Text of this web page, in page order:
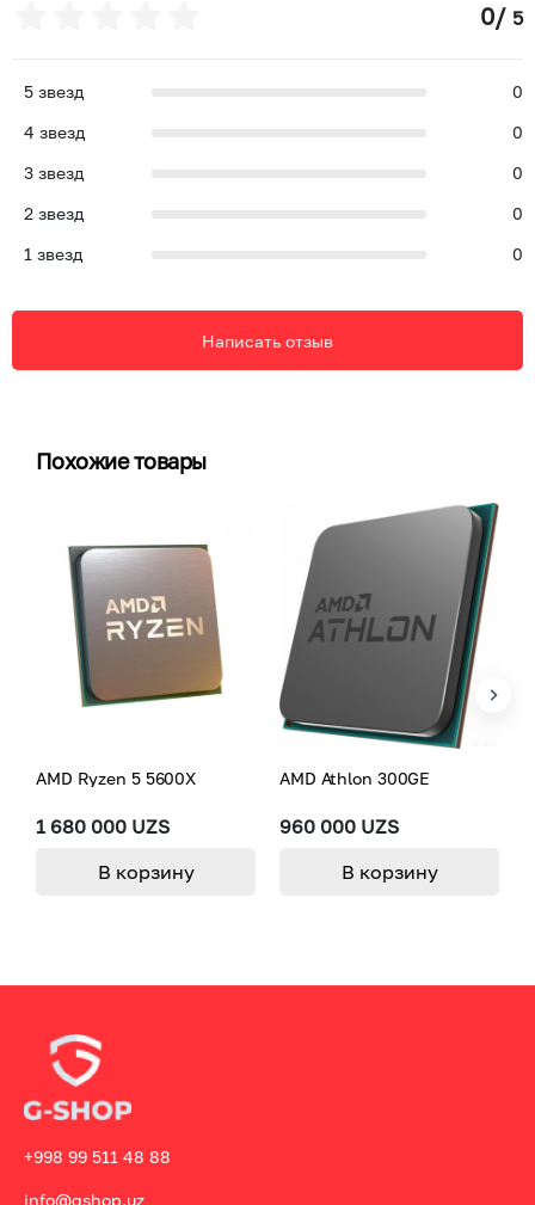
0/ 5
5 звезд
0
4 звезд
0
3 звезд
0
2 звезд
0
1 звезд 0
Написать отзыв
Похожие товары
1 680 000 UZS
AMD Ryzen 5 5600X
В корзину
960 000 UZS
AMD Athlon 300GE
В корзину
+998 99 511 48 88
info@gshop.uz